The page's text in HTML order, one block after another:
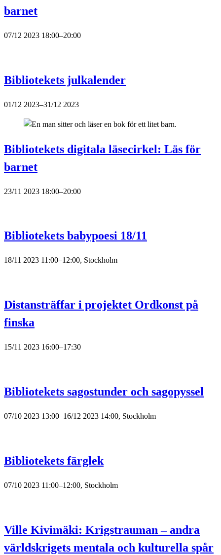
barnet
07/12 2023 18:00–20:00
Bibliotekets julkalender
01/12 2023–31/12 2023
Bibliotekets digitala läsecirkel: Läs för
barnet
23/11 2023 18:00–20:00
Bibliotekets babypoesi 18/11
18/11 2023 11:00–12:00, Stockholm
Distansträffar i projektet Ordkonst på
finska
15/11 2023 16:00–17:30
Bibliotekets sagostunder och sagopyssel
07/10 2023 13:00–16/12 2023 14:00, Stockholm
Bibliotekets färglek
07/10 2023 11:00–12:00, Stockholm
Ville Kivimäki: Krigstrauman – andra
världskrigets mentala och kulturella spår